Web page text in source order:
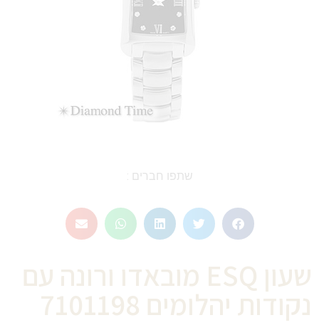
שתפו חברים :
שעון ESQ מובאדו ורונה עם
נקודות יהלומים 7101198